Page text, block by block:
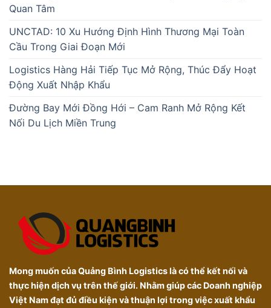
Quan Tâm
UNCTAD: 10 Xu Hướng Định Hình Thương Mại Toàn
Cầu Trong Giai Đoạn Mới
Logistics Hàng Hải Tiếp Tục Mở Rộng, Thúc Đẩy Hoạt
Động Xuất Nhập Khẩu
Đường Bay Mới Đồng Hới – Cam Ranh Mở Rộng Kết
Nối Du Lịch Miền Trung
Mong muốn của Quảng Bình Logistics là có thể kết nối và
thực hiện dịch vụ trên thế giới. Nhằm giúp các Doanh nghiệp
Việt Nam đạt đủ điều kiện và thuận lợi trong việc xuất khẩu